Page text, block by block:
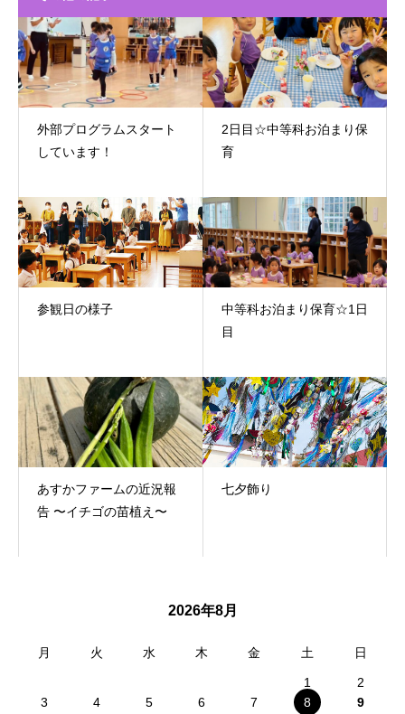
外部プログラムスタート
しています！
2日目☆中等科お泊まり保
育
参観日の様子
中等科お泊まり保育☆1日
目
あすかファームの近況報
告 〜イチゴの苗植え〜
七夕飾り
2026年8月
月 火 水 木 金 土 日
1
2
3
4 5 6 7 8
9